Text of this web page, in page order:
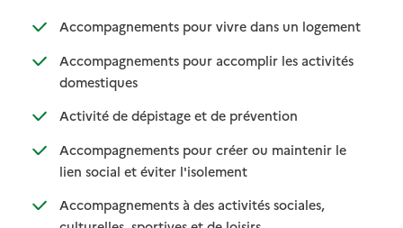
Accompagnements pour vivre dans un logement
:
: non
Accompagnements pour accomplir les activités
domestiques: disponible
: non disponible
Activité de dépistage et de prévention: disponible
: non disponible
Accompagnements pour créer ou maintenir le
lien social et éviter l'isolement: disponible
: non disponible
Accompagnements à des activités sociales,